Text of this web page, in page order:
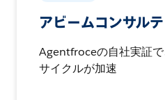
アビームコンサル
Agentfroceの自社実証
サイクルが加速